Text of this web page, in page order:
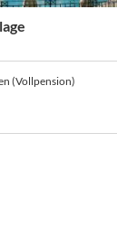
(Vollpension)